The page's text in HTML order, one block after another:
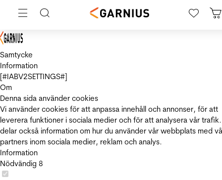
Samtycke
Information
[#IABV2SETTINGS#]
Om
Denna sida använder cookies
Vi använder cookies för att anpassa innehåll och annonser, för att
leverera funktioner i sociala medier och för att analysera vår
delar också information om hur du använder vår webbplats med
partners inom sociala medier, reklam och analys.
Information
Nödvändig 8